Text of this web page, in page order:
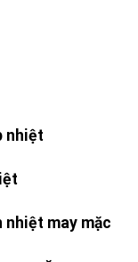
nhiệt
nhiệt may mặc